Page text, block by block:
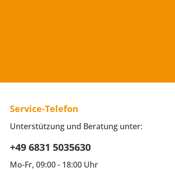
Service-Telefon
Unterstützung und Beratung unter:
+49 6831 5035630
Mo-Fr, 09:00 - 18:00 Uhr